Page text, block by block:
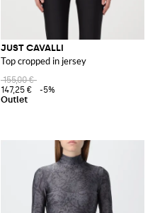
JUST CAVALLI
Top cropped in jersey
155,00 €
147,25 €
-5%